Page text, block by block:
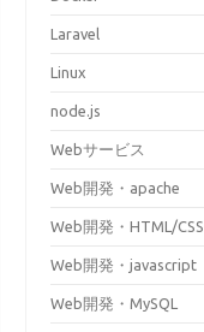
Laravel
Linux
node.js
Webサービス
Web開発・apache
Web開発・HTML/CSS
Web開発・javascript
Web開発・MySQL